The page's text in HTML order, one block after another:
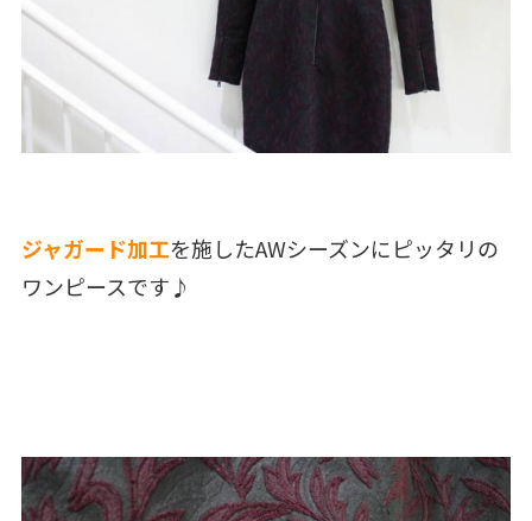
ジャガード加工を施したAWシーズンにピッタリの
ワンピースです♪